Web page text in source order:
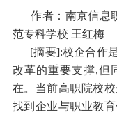
作者：南京信息
范专科学校 王红梅
[摘要]:校企合作是
改革的重要支撑,但
在。当前高职院校
找到企业与职业教